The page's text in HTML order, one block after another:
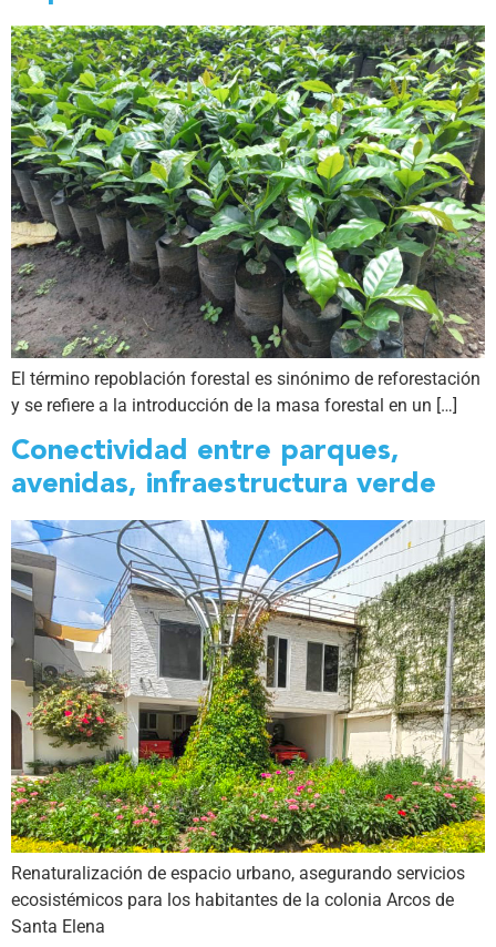
El término repoblación forestal es sinónimo de reforestación
y se refiere a la introducción de la masa forestal en un […]
Conectividad entre parques,
avenidas, infraestructura verde
Renaturalización de espacio urbano, asegurando servicios
ecosistémicos para los habitantes de la colonia Arcos de
Santa Elena